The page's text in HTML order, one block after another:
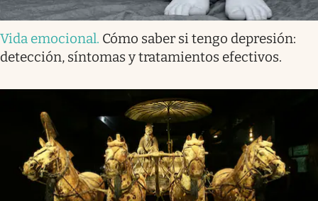
Vida emocional. Cómo saber si tengo depresión:
detección, síntomas y tratamientos efectivos.